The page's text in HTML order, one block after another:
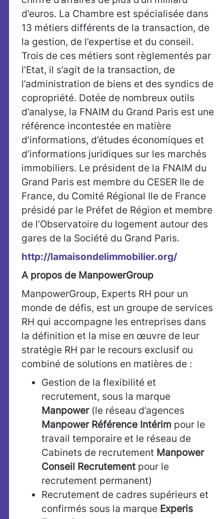
d’euros. La Chambre est spécialisée dans
13 métiers différents de la transaction, de
la gestion, de l’expertise et du conseil.
Trois de ces métiers sont règlementés par
l’Etat, il s’agit de la transaction, de
l’administration de biens et des syndics de
copropriété. Dotée de nombreux outils
d’analyse, la FNAIM du Grand Paris est une
référence incontestée en matière
d’informations, d’études économiques et
d’informations juridiques sur les marchés
immobiliers. Le président de la FNAIM du
Grand Paris est membre du CESER Ile de
France, du Comité Régional Ile de France
présidé par le Préfet de Région et membre
de l’Observatoire du logement autour des
gares de la Société du Grand Paris.
http://lamaisondelimmobilier.org/
A propos de ManpowerGroup
ManpowerGroup, Experts RH pour un
monde de défis, est un groupe de services
RH qui accompagne les entreprises dans
la définition et la mise en œuvre de leur
stratégie RH par le recours exclusif ou
combiné de solutions en matières de :
Gestion de la flexibilité et
recrutement, sous la marque
Manpower (le réseau d’agences
Manpower Référence Intérim pour le
travail temporaire et le réseau de
Cabinets de recrutement Manpower
Conseil Recrutement pour le
recrutement permanent)
Recrutement de cadres supérieurs et
confirmés sous la marque Experis